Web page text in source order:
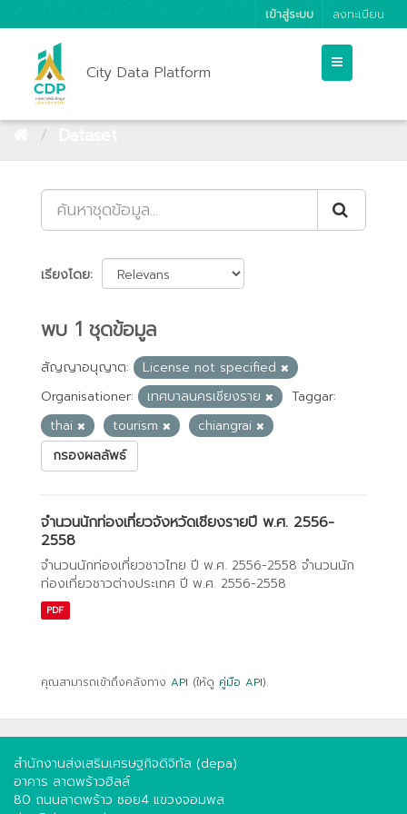
เข้าสู่ระบบ ลงทะเบียน
City Data Platform
เรียงโดย
พบ 1 ชุดข้อมูล
สัญญาอนุญาต:
License not specified
Organisationer:
เทศบาลนครเชียงราย
Taggar:
thai
tourism
chiangrai
กรองผลลัพธ์
จำนวนนักท่องเที่ยวจังหวัดเชียงรายปี พ.ศ. 2556-
2558
จำนวนนักท่องเที่ยวชาวไทย ปี พ.ศ. 2556-2558 จำนวนนัก
ท่องเที่ยวชาวต่างประเทศ ปี พ.ศ. 2556-2558
PDF
คุณสามารถเข้าถึงคลังทาง API (ให้ดู คู่มือ API).
สำนักงานส่งเสริมเศรษฐกิจดิจิทัล (depa)
อาคาร ลาดพร้าวฮิลล์
80 ถนนลาดพร้าว ซอย4 แขวงจอมพล